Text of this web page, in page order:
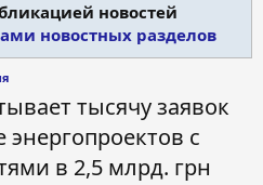
новостей
новостных разделов
тысячу заявок
с
в 2,5 млрд. грн